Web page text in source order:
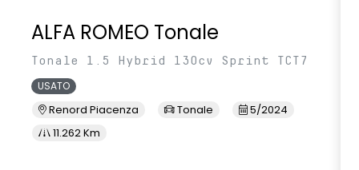
ALFA ROMEO Tonale
Tonale 1.5 Hybrid 130cv Sprint TCT7
USATO
Renord Piacenza Tonale
5/2024
11.262 Km